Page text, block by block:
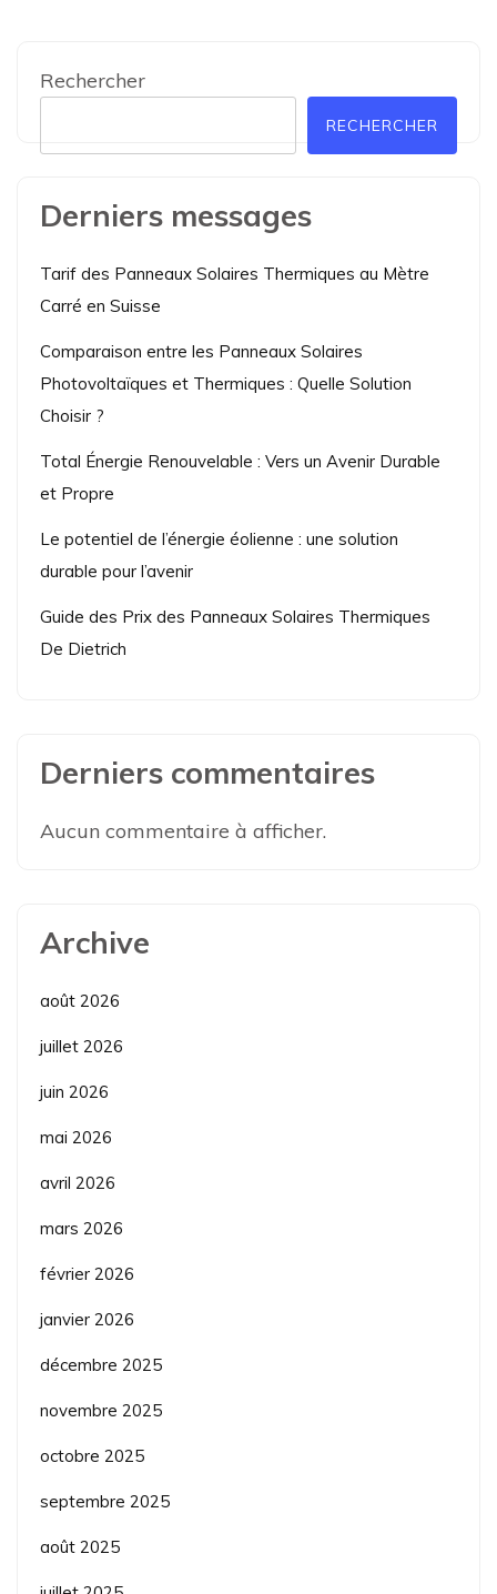
Rechercher
RECHERCHER
Derniers messages
Tarif des Panneaux Solaires Thermiques au Mètre
Carré en Suisse
Comparaison entre les Panneaux Solaires
Photovoltaïques et Thermiques : Quelle Solution
Choisir ?
Total Énergie Renouvelable : Vers un Avenir Durable
et Propre
Le potentiel de l’énergie éolienne : une solution
durable pour l’avenir
Guide des Prix des Panneaux Solaires Thermiques
De Dietrich
Derniers commentaires
Aucun commentaire à afficher.
Archive
août 2026
juillet 2026
juin 2026
mai 2026
avril 2026
mars 2026
février 2026
janvier 2026
décembre 2025
novembre 2025
octobre 2025
septembre 2025
août 2025